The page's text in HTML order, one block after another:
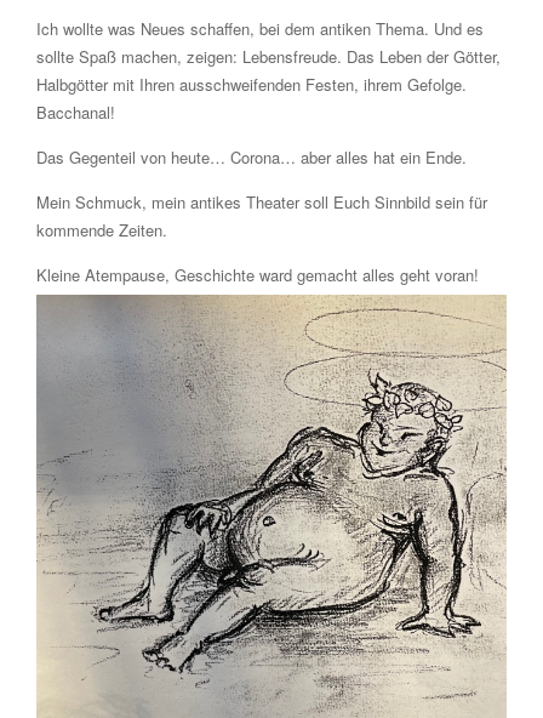
Ich wollte was Neues schaffen, bei dem antiken Thema. Und es
sollte Spaß machen, zeigen: Lebensfreude. Das Leben der Götter,
Halbgötter mit Ihren ausschweifenden Festen, ihrem Gefolge.
Bacchanal!
Das Gegenteil von heute… Corona… aber alles hat ein Ende.
Mein Schmuck, mein antikes Theater soll Euch Sinnbild sein für
kommende Zeiten.
Kleine Atempause, Geschichte ward gemacht alles geht voran!